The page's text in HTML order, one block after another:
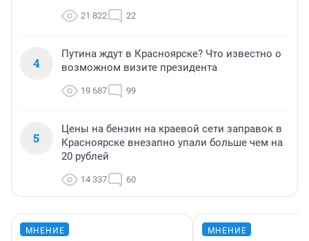
21 822 22
4
Путина ждут в Красноярске? Что известно о
возможном визите президента
19 687 99
5
Цены на бензин на краевой сети заправок в
Красноярске внезапно упали больше чем на
20 рублей
14 337 60
МНЕНИЕ МНЕНИЕ